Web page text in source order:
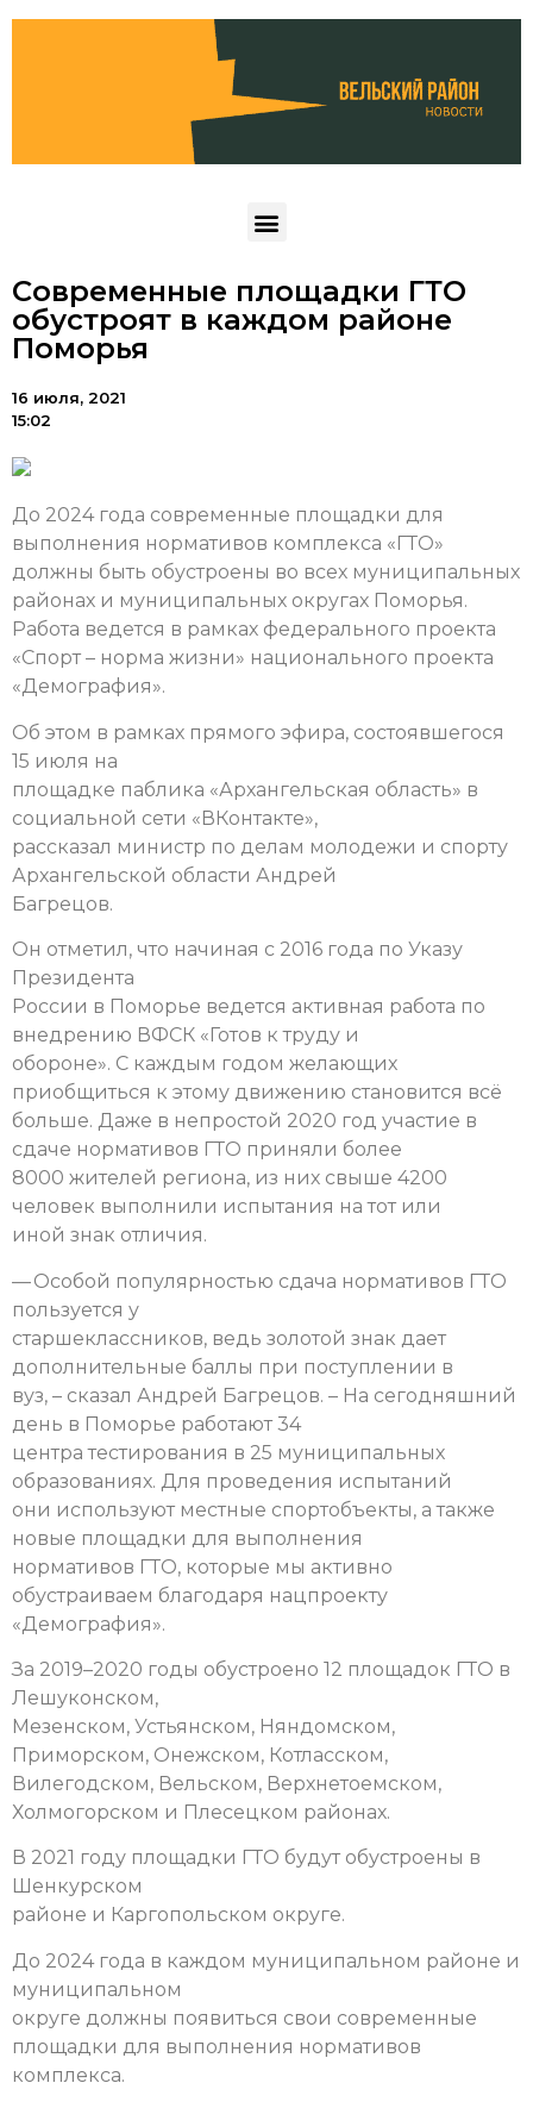
Современные площадки ГТО
обустроят в каждом районе
Поморья
16 июля, 2021
15:02
До 2024 года современные площадки для
выполнения нормативов комплекса «ГТО»
должны быть обустроены во всех муниципальных
районах и муниципальных округах Поморья.
Работа ведется в рамках федерального проекта
«Спорт – норма жизни» национального проекта
«Демография».
Об этом в рамках прямого эфира, состоявшегося
15 июля на
площадке паблика «Архангельская область» в
социальной сети «ВКонтакте»,
рассказал министр по делам молодежи и спорту
Архангельской области Андрей
Багрецов.
Он отметил, что начиная с 2016 года по Указу
Президента
России в Поморье ведется активная работа по
внедрению ВФСК «Готов к труду и
обороне». С каждым годом желающих
приобщиться к этому движению становится всё
больше. Даже в непростой 2020 год участие в
сдаче нормативов ГТО приняли более
8000 жителей региона, из них свыше 4200
человек выполнили испытания на тот или
иной знак отличия.
— Особой популярностью сдача нормативов ГТО
пользуется у
старшеклассников, ведь золотой знак дает
дополнительные баллы при поступлении в
вуз, – сказал Андрей Багрецов. – На сегодняшний
день в Поморье работают 34
центра тестирования в 25 муниципальных
образованиях. Для проведения испытаний
они используют местные спортобъекты, а также
новые площадки для выполнения
нормативов ГТО, которые мы активно
обустраиваем благодаря нацпроекту
«Демография».
За 2019–2020 годы обустроено 12 площадок ГТО в
Лешуконском,
Мезенском, Устьянском, Няндомском,
Приморском, Онежском, Котласском,
Вилегодском, Вельском, Верхнетоемском,
Холмогорском и Плесецком районах.
В 2021 году площадки ГТО будут обустроены в
Шенкурском
районе и Каргопольском округе.
До 2024 года в каждом муниципальном районе и
муниципальном
округе должны появиться свои современные
площадки для выполнения нормативов
комплекса.